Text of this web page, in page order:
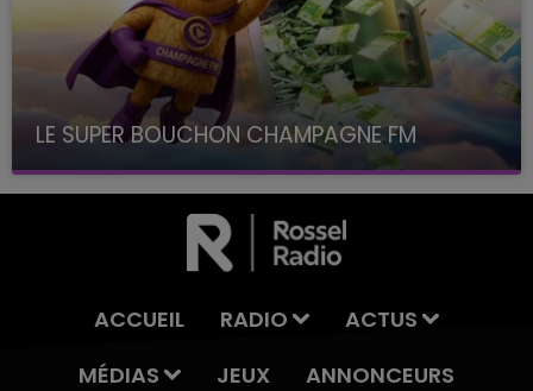
LE SUPER BOUCHON CHAMPAGNE FM
avec La Famille Champagne FM, à 8H10
ACCUEIL RADIO
ACTUS
MÉDIAS
JEUX ANNONCEURS